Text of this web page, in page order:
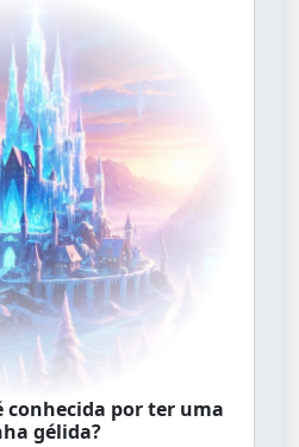
conhecida por ter uma
gélida?